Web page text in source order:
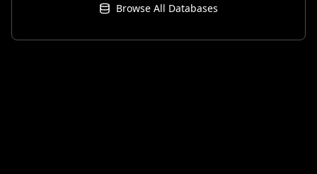
Browse All Databases